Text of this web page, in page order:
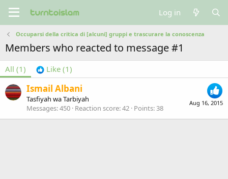
Log in
Occuparsi della critica di [alcuni] gruppi e trascurare la conoscenza
Members who reacted to message #1
All (1) Like (1)
Aug 16, 2015
Ismail Albani
Tasfiyah wa Tarbiyah
Messages 450 Reaction score 42 Points 38